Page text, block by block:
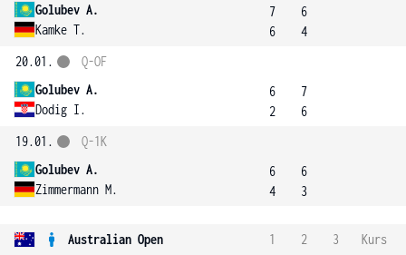
Golubev A.
Kamke T.
7
6
6
4
20.01.
Golubev A.
Dodig I.
Q-OF
6
2
7
6
19.01.
Golubev A.
Zimmermann M.
Q-1K
6
4
6
3
Australian Open 1 2 3
Kurs